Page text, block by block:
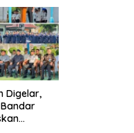
Digelar,